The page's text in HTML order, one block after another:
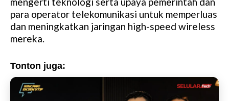
para operator telekomunikasi untuk memperluas
dan meningkatkan jaringan high-speed wireless
mereka.
Tonton juga: